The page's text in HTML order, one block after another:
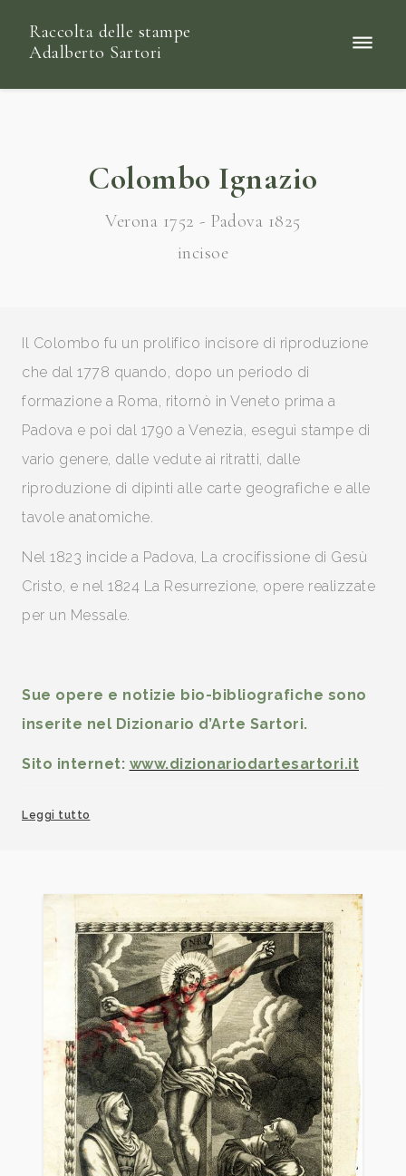
Raccolta delle stampe
Adalberto Sartori
Colombo Ignazio
Verona 1752 - Padova 1825
incisoe
Il Colombo fu un prolifico incisore di riproduzione
che dal 1778 quando, dopo un periodo di
formazione a Roma, ritornò in Veneto prima a
Padova e poi dal 1790 a Venezia, eseguì stampe di
vario genere, dalle vedute ai ritratti, dalle
riproduzione di dipinti alle carte geografiche e alle
tavole anatomiche.
Nel 1823 incide a Padova, La crocifissione di Gesù
Cristo, e nel 1824 La Resurrezione, opere realizzate
per un Messale.
Sue opere e notizie bio-bibliografiche sono
inserite nel Dizionario d’Arte Sartori.
Sito internet: www.dizionariodartesartori.it
Incisori Italianiii (dalle origini al XIX secolo), Carpi
(MO), Gualdi, e F., p. 63
1955 - Luigi Servolini, Dizionario Illustrato degli
incisori italiani moderni e contemporanei, Milano,
Gorlich, p. 212;
1999 - Zeno Davoli, La Raccolta di Stampe “Angelo
Davoli”, volume III, Cas-D, Reggio Emilia, Edizioni
Diabasis, p. 141/144, 155 ill.
Leggi tutto